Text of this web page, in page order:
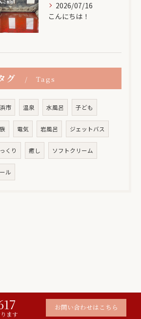
2026/07/16
こんにちは！
グ Tags
市 温泉 水風呂 子ども
電気 岩風呂 ジェットバス
くり 癒し ソフトクリーム
ル
ます
お問い合わせはこちら